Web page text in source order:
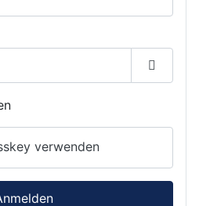
verwenden